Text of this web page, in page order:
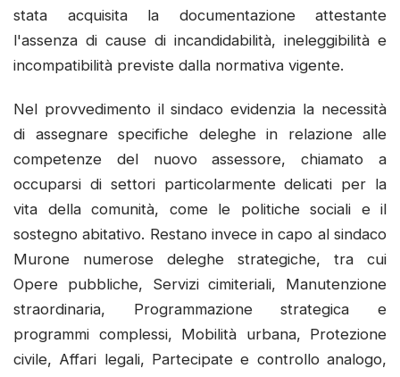
stata acquisita la documentazione attestante
l'assenza di cause di incandidabilità, ineleggibilità e
incompatibilità previste dalla normativa vigente.
Nel provvedimento il sindaco evidenzia la necessità
di assegnare specifiche deleghe in relazione alle
competenze del nuovo assessore, chiamato a
occuparsi di settori particolarmente delicati per la
vita della comunità, come le politiche sociali e il
sostegno abitativo. Restano invece in capo al sindaco
Murone numerose deleghe strategiche, tra cui
Opere pubbliche, Servizi cimiteriali, Manutenzione
straordinaria, Programmazione strategica e
programmi complessi, Mobilità urbana, Protezione
civile, Affari legali, Partecipate e controllo analogo,